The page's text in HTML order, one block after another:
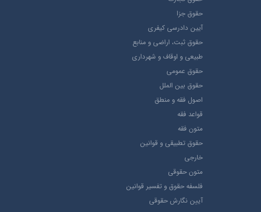
حقوق جزا
آيین دادرسی کیفری
حقوق ثبت، اراضي و منابع
طبيعي و اوقاف و شهرداری
حقوق عمومی
حقوق بين الملل
اصول فقه و منطق
قواعد فقه
متون فقه
حقوق تطبيقي و قوانین
خارجی
متون حقوقي
فلسفه حقوق و تفسیر قوانین
آیین نگارش حقوقی